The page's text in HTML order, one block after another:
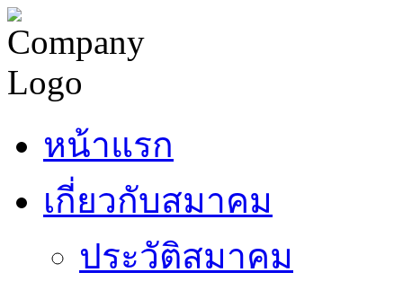
หน้าแรก
เกี่ยวกับสมาคม
ประวัติสมาคม